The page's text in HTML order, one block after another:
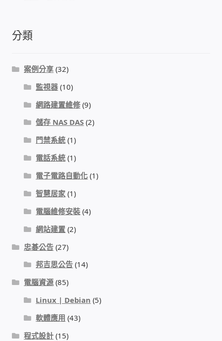
風速傳感器+PLC自動控制
智慧櫃
電子模組電路模塊
建築技術設備設置
智慧電錶、儲值、雲端 電子式電錶
公用房間插卡計費方案
充電樁
線上網路購物
分類
案例分享 (32)
監視器 (10)
網路建置維修 (9)
儲存 NAS DAS (2)
門禁系統 (1)
電話系統 (1)
電子電路自動化 (1)
智慧居家 (1)
電腦維修安裝 (4)
網站建置 (2)
忠碁公告 (27)
邦吉思公告 (14)
電腦資源 (85)
Linux | Debian (5)
軟體應用 (43)
程式設計 (15)